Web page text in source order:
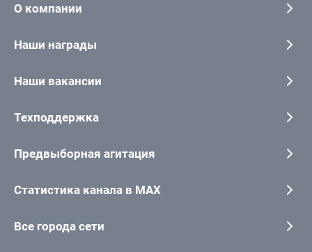
О компании
Наши награды
Наши вакансии
Техподдержка
Предвыборная агитация
Статистика канала в MAX
Все города сети